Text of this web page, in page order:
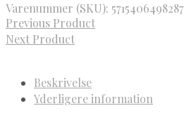
Varenummer (SKU): 5715406498287
Previous Product
Next Product
Beskrivelse
Yderligere information